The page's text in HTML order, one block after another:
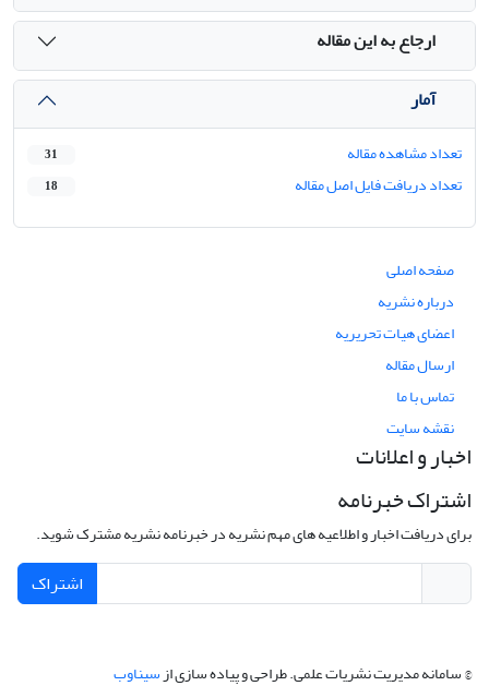
ارجاع به این مقاله
آمار
تعداد مشاهده مقاله 31
تعداد دریافت فایل اصل مقاله 18
صفحه اصلی
درباره نشریه
اعضای هیات تحریریه
ارسال مقاله
تماس با ما
نقشه سایت
اخبار و اعلانات
اشتراک خبرنامه
برای دریافت اخبار و اطلاعیه های مهم نشریه در خبرنامه نشریه مشترک شوید.
اشتراک
© سامانه مدیریت نشریات علمی.طراحی و پیاده سازی ازسیناوب